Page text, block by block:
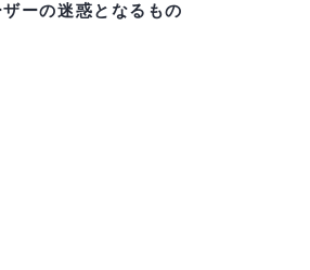
ーの迷惑となるもの